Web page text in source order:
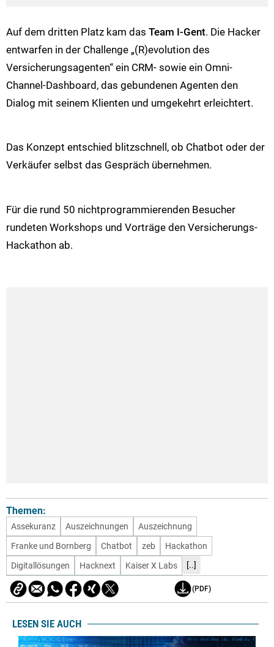
Auf dem dritten Platz kam das Team I-Gent. Die Hacker
entwarfen in der Challenge „(R)evolution des
Versicherungsagenten“ ein CRM- sowie ein Omni-
Channel-Dashboard, das gebundenen Agenten den
Dialog mit seinem Klienten und umgekehrt erleichtert.
Das Konzept entschied blitzschnell, ob Chatbot oder der
Verkäufer selbst das Gespräch übernehmen.
Für die rund 50 nichtprogrammierenden Besucher
rundeten Workshops und Vorträge den Versicherungs-
Hackathon ab.
Themen:
Assekuranz Auszeichnungen
Auszeichnung
Franke und Bornberg
Chatbot zeb
Hackathon
Digitallösungen
Hacknext Kaiser X Labs [..]
(PDF)
LESEN SIE AUCH